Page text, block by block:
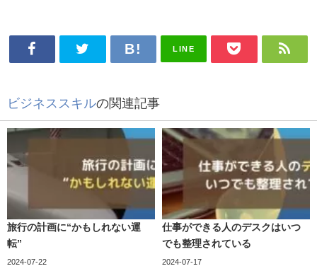
LINE
ビジネススキルの関連記事
旅行の計画に“かもしれない運
転”
2024-07-22
仕事ができる人のデスクはいつ
でも整理されている
2024-07-17